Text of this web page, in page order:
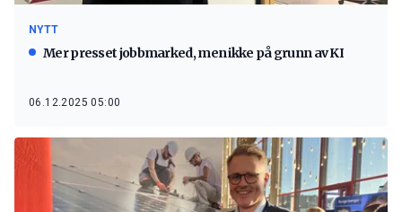
NYTT
Mer presset jobbmarked, men ikke på grunn av KI
06.12.2025 05:00